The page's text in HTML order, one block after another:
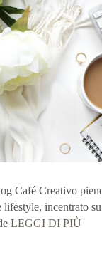
Café Creativo
lifestyle, incentrato
LEGGI DI PIÙ